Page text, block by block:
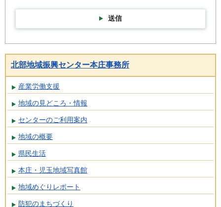
送信
北部地域振興センター本庄事務所
産業労働支援
地域の見どころ・情報
センターのご利用案内
地域の概要
県民生活
本庄・児玉地域写真館
地域めぐりレポート
防犯のまちづくり